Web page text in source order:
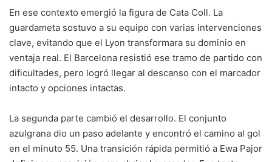
En ese contexto emergió la figura de Cata Coll. La
guardameta sostuvo a su equipo con varias intervenciones
clave, evitando que el Lyon transformara su dominio en
ventaja real. El Barcelona resistió ese tramo de partido con
dificultades, pero logró llegar al descanso con el marcador
intacto y opciones intactas.
La segunda parte cambió el desarrollo. El conjunto
azulgrana dio un paso adelante y encontró el camino al gol
en el minuto 55. Una transición rápida permitió a Ewa Pajor